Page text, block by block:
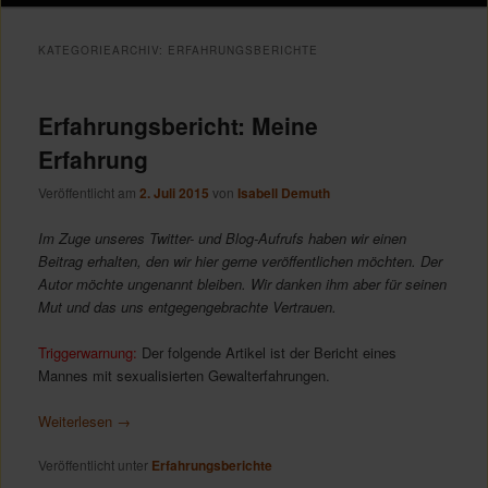
KATEGORIEARCHIV: ERFAHRUNGSBERICHTE
Erfahrungsbericht: Meine
Erfahrung
Veröffentlicht am 2. Juli 2015 von Isabell Demuth
Im Zuge unseres Twitter- und Blog-Aufrufs haben wir einen
Beitrag erhalten, den wir hier gerne veröffentlichen möchten. Der
Autor möchte ungenannt bleiben. Wir danken ihm aber für seinen
Mut und das uns entgegengebrachte Vertrauen.
Triggerwarnung: Der folgende Artikel ist der Bericht eines
Mannes mit sexualisierten Gewalterfahrungen.
Weiterlesen →
Veröffentlicht unter Erfahrungsberichte